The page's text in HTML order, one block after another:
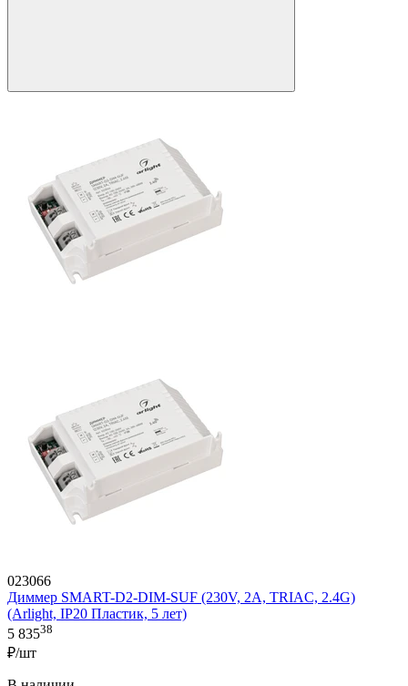
023066
Диммер SMART-D2-DIM-SUF (230V, 2A, TRIAC, 2.4G)
(Arlight, IP20 Пластик, 5 лет)
5 83538
₽/шт